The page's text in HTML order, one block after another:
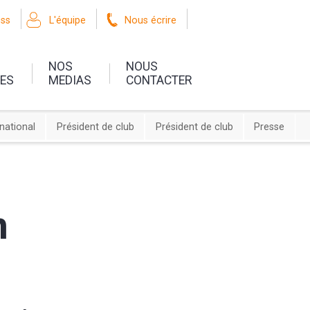
L'équipe Nous écrire
NOS
MEDIAS
NOUS
CONTACTER
Président de club Président de club Presse